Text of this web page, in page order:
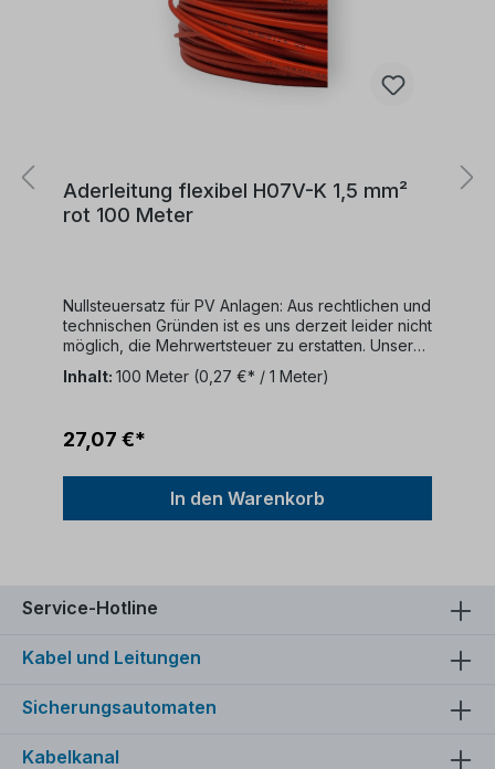
Aderleitung flexibel H07V-K 1,5 mm²
rot 100 Meter
Nullsteuersatz für PV Anlagen: Aus rechtlichen und
technischen Gründen ist es uns derzeit leider nicht
möglich, die Mehrwertsteuer zu erstatten. Unser
Unternehmen bietet keine MwSt-Rückerstattungen
an.Kabelbeschreibung:Kabeltyp: 100 Meter
31:2011Nennspannung: 450/750
KupferleiterPVC-
IsolierungVerwendungszweck:Dieses Kabel ist für
sowie in geschlossenen Installationskanälen.Es
kann es geschützt in und an Leuchten verlegt
zulässige Betriebstemperatur am Leiter beträgt
+70°C.
Inhalt: 100 Meter (0,27 €* / 1 Meter)
27,07 €*
In den Warenkorb
Service-Hotline
Kabel und Leitungen
Sicherungsautomaten
Kabelkanal